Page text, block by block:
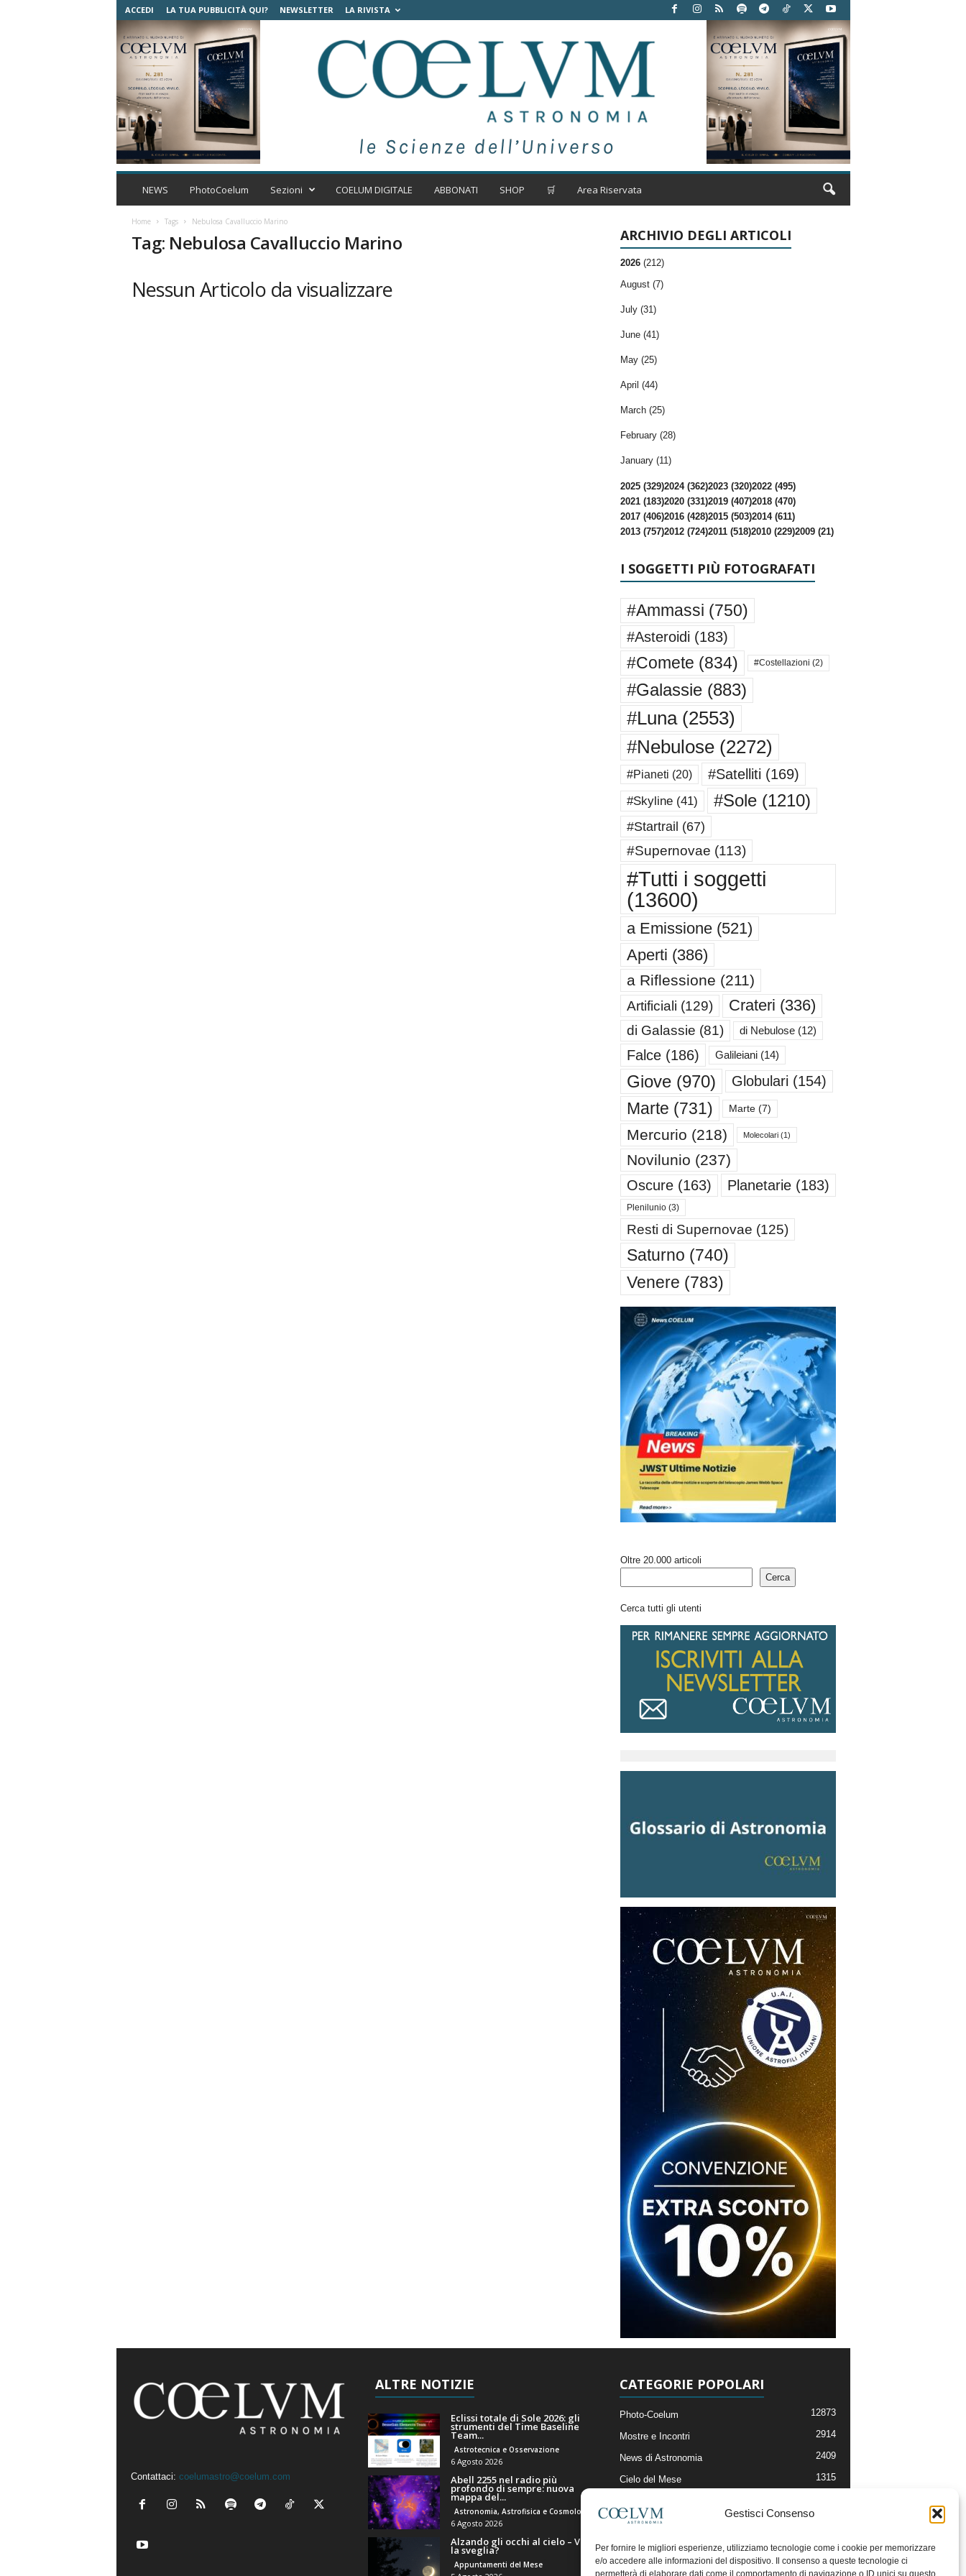
Gestisci Consenso
Per fornire le migliori esperienze, utilizziamo tecnologie come i cookie per memorizzare
e/o accedere alle informazioni del dispositivo. Il consenso a queste tecnologie ci
permetterà di elaborare dati come il comportamento di navigazione o ID unici su questo
ACCEDI LA TUA PUBBLICITÀ QUI? NEWSLETTER LA RIVISTA
C
m
t
NEWS PhotoCoelum Sezioni COELUM DIGITALE ABBONATI SHOP 🛒 Area Riservata
Home Tags Nebulosa Cavalluccio Marino
Tag: Nebulosa Cavalluccio Marino
Nessun Articolo da visualizzare
ARCHIVIO DEGLI ARTICOLI
2026 (212)
August (7)
July (31)
June (41)
May (25)
April (44)
March (25)
February (28)
January (11)
2025 (329)2024 (362)2023 (320)2022 (495)
2021 (183)2020 (331)2019 (407)2018 (470)
2017 (406)2016 (428)2015 (503)2014 (611)
2013 (757)2012 (724)2011 (518)2010 (229)2009 (21)
I SOGGETTI PIÙ FOTOGRAFATI
#Ammassi (750)
#Asteroidi (183)
#Comete (834) #Costellazioni (2)
#Galassie(883)
#Luna(2553)
#Nebulose(2272)
#Pianeti (20) #Satelliti (169)
#Skyline(41) #Sole(1210)
#Startrail (67)
#Supernovae (113)
#Tutti i soggetti
(13600)
a Emissione(521)
Aperti (386)
a Riflessione (211)
Artificiali (129) Crateri (336)
di Galassie (81) di Nebulose(12)
Falce(186) Galileiani(14)
Giove(970) Globulari (154)
Marte (731) Marte(7)
Mercurio (218) Molecolari(1)
Novilunio (237)
Oscure(163) Planetarie(183)
Plenilunio(3)
Resti di Supernovae (125)
Saturno (740)
Venere (783)
Oltre 20.000 articoli
Cerca
Cerca tutti gli utenti
Contattaci: coelumastro@coelum.com
ALTRE NOTIZIE
Eclissi totale di Sole 2026: gli
strumenti del Time Baseline
Team...
Astrotecnica e Osservazione
6 Agosto 2026
Abell 2255 nel radio più
profondo di sempre: nuova
mappa del...
Astronomia, Astrofisica e Cosmologia
6 Agosto 2026
Alzando gli occhi al cielo – Vale
la sveglia?
Appuntamenti del Mese
CATEGORIE POPOLARI
Photo-Coelum 12873
Mostre e Incontri 2914
News di Astronomia 2409
Cielo del Mese 1315
Articoli e Risorse On-Line
Il Blog della Redazione